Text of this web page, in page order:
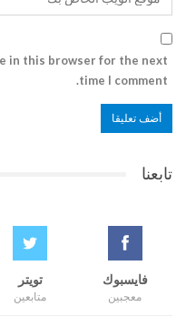
in this browser for the next
time I comment.
تابعنا
فايسبوك
معجبين
تويتر
متابعين